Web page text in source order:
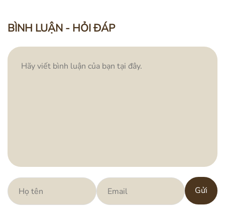
Công suất hoạt động của bình lên đến 1200W
BÌNH LUẬN - HỎI ĐÁP
Gửi